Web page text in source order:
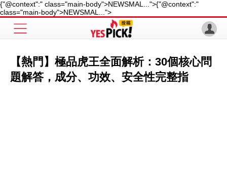
{"@context":" class="main-body">NEWSMAL...">{"@context":"
class="main-body">NEWSMAL...">
【熱門】極品虎王全面解析：30個核心問
題解答，成分、功效、安全性完整指